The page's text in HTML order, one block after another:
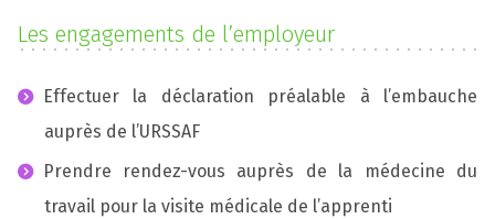
Les engagements de l’employeur
Effectuer la déclaration préalable à l’embauche
auprès de l’URSSAF
Prendre rendez-vous auprès de la médecine du
travail pour la visite médicale de l’apprenti